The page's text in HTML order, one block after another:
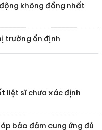
không đồng nhất
trường ổn định
liệt sĩ chưa xác định
bảo đảm cung ứng đủ